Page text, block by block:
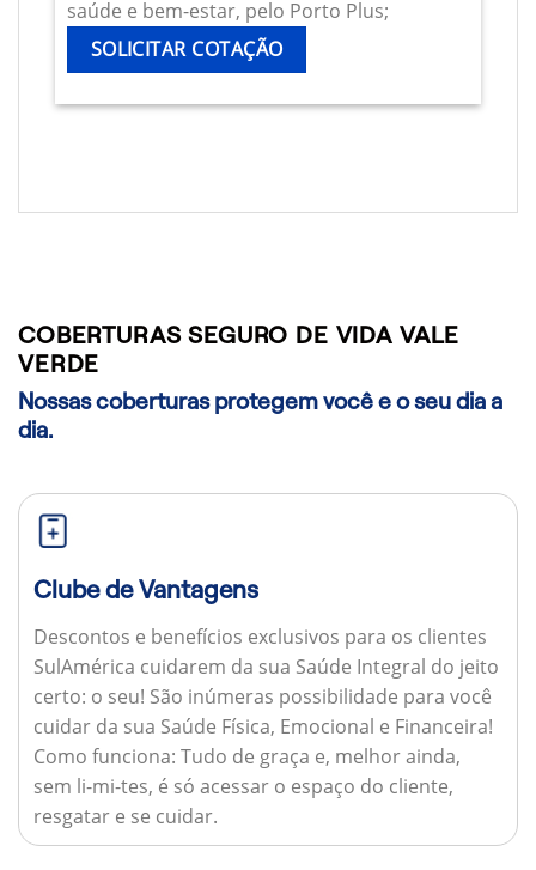
saúde e bem-estar, pelo Porto Plus;
SOLICITAR COTAÇÃO
COBERTURAS SEGURO DE VIDA VALE
VERDE
Nossas coberturas protegem você e o seu dia a
dia.
Clube de Vantagens
Descontos e benefícios exclusivos para os clientes
SulAmérica cuidarem da sua Saúde Integral do jeito
certo: o seu! São inúmeras possibilidade para você
cuidar da sua Saúde Física, Emocional e Financeira!
Como funciona: Tudo de graça e, melhor ainda,
sem li-mi-tes, é só acessar o espaço do cliente,
resgatar e se cuidar.